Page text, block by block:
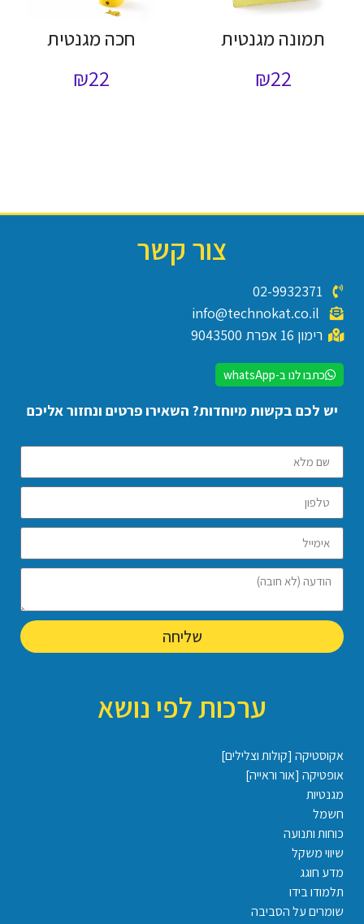
תמונה מגנטית
₪22
חכה מגנטית
₪22
צור קשר
02-9932371
רימון 16 אפרת 9043500
כתבו לנו ב-whatsApp
יש לכם בקשות מיוחדות? השאירו פרטים ונחזור אליכם
שליחה
ערכות לפי נושא
אקוסטיקה [קולות וצלילים]
אופטיקה [אור וראייה]
מגנטיות
חשמל
כוחות ותנועה
שיווי משקל
מדע חוגג
תלמודו בידו
שומרים על הסביבה